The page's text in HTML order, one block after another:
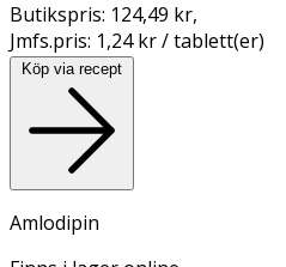
Butikspris: 124,49 kr,
Jmfs.pris: 1,24 kr / tablett(er)
Köp via recept
Amlodipin